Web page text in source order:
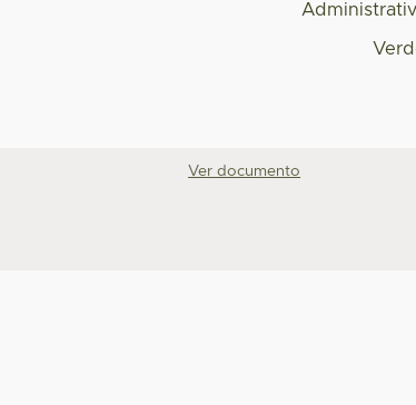
Ver documento